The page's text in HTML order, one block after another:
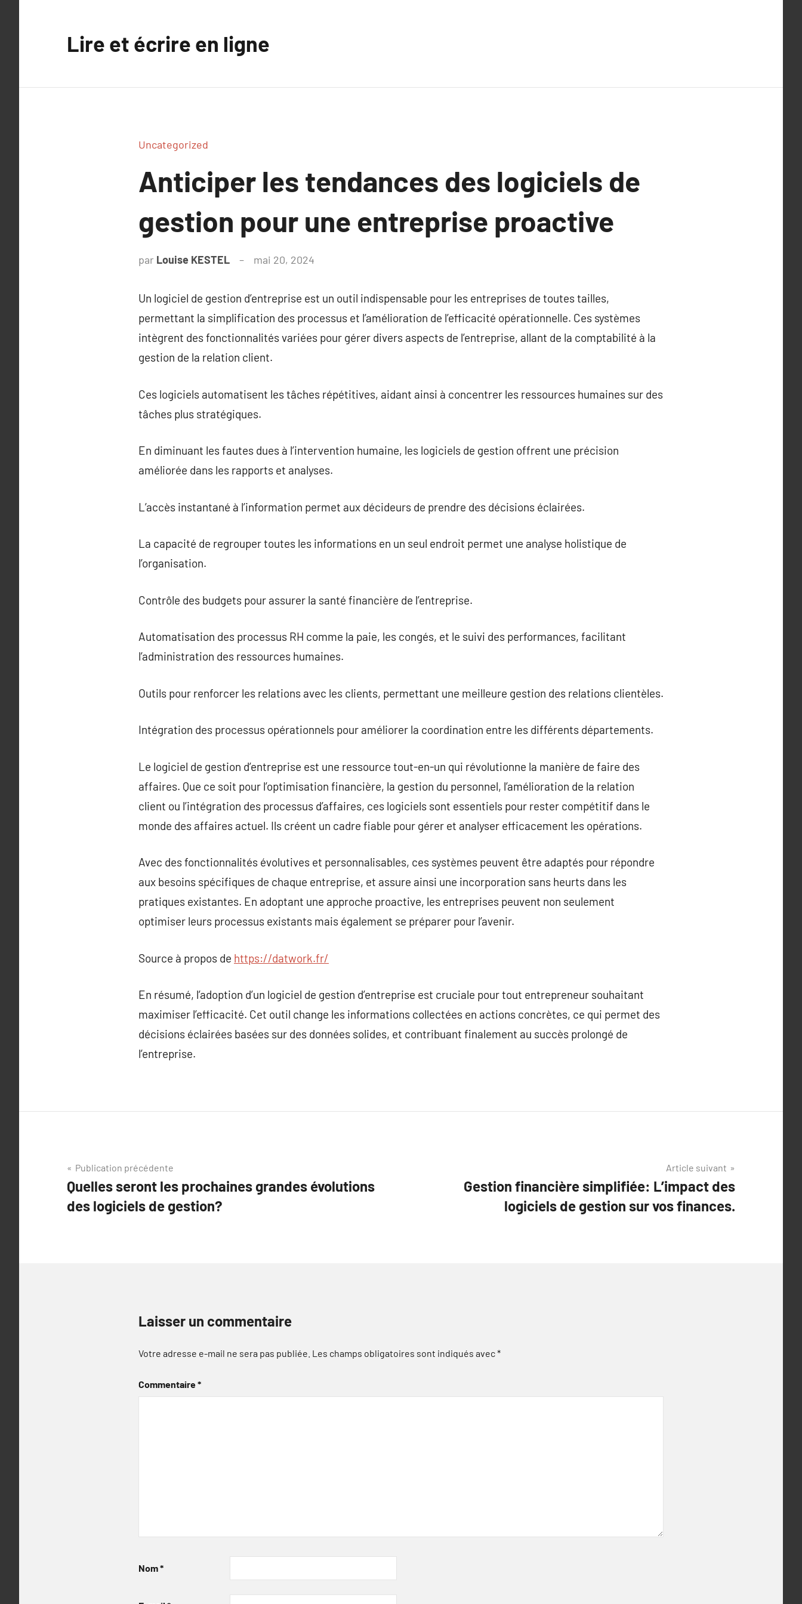
Lire et écrire en ligne
Uncategorized
Anticiper les tendances des logiciels de
gestion pour une entreprise proactive
par Louise KESTEL mai 20, 2024
Un logiciel de gestion d’entreprise est un outil indispensable pour les entreprises de toutes tailles,
permettant la simplification des processus et l’amélioration de l’efficacité opérationnelle. Ces systèmes
intègrent des fonctionnalités variées pour gérer divers aspects de l’entreprise, allant de la comptabilité à la
gestion de la relation client.
Ces logiciels automatisent les tâches répétitives, aidant ainsi à concentrer les ressources humaines sur des
tâches plus stratégiques.
En diminuant les fautes dues à l’intervention humaine, les logiciels de gestion offrent une précision
améliorée dans les rapports et analyses.
L’accès instantané à l’information permet aux décideurs de prendre des décisions éclairées.
La capacité de regrouper toutes les informations en un seul endroit permet une analyse holistique de
l’organisation.
Contrôle des budgets pour assurer la santé financière de l’entreprise.
Automatisation des processus RH comme la paie, les congés, et le suivi des performances, facilitant
l’administration des ressources humaines.
Outils pour renforcer les relations avec les clients, permettant une meilleure gestion des relations clientèles.
Intégration des processus opérationnels pour améliorer la coordination entre les différents départements.
Le logiciel de gestion d’entreprise est une ressource tout-en-un qui révolutionne la manière de faire des
affaires. Que ce soit pour l’optimisation financière, la gestion du personnel, l’amélioration de la relation
client ou l’intégration des processus d’affaires, ces logiciels sont essentiels pour rester compétitif dans le
monde des affaires actuel. Ils créent un cadre fiable pour gérer et analyser efficacement les opérations.
Avec des fonctionnalités évolutives et personnalisables, ces systèmes peuvent être adaptés pour répondre
aux besoins spécifiques de chaque entreprise, et assure ainsi une incorporation sans heurts dans les
pratiques existantes. En adoptant une approche proactive, les entreprises peuvent non seulement
optimiser leurs processus existants mais également se préparer pour l’avenir.
Source à propos de https://datwork.fr/
En résumé, l’adoption d’un logiciel de gestion d’entreprise est cruciale pour tout entrepreneur souhaitant
maximiser l’efficacité. Cet outil change les informations collectées en actions concrètes, ce qui permet des
décisions éclairées basées sur des données solides, et contribuant finalement au succès prolongé de
l’entreprise.
Navigation
de
l’article
Publication précédente
Quelles seront les prochaines grandes évolutions
des logiciels de gestion?
Article suivant
Gestion financière simplifiée: L’impact des
logiciels de gestion sur vos finances.
Laisser un commentaire
Votre adresse e-mail ne sera pas publiée. Les champs obligatoires sont indiqués avec*
Commentaire*
Nom*